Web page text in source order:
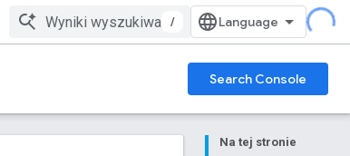
/
Search Console
Na tej stronie